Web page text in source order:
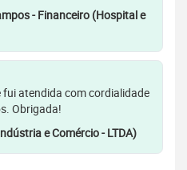
- Financeiro (Hospital e
atendida com cordialidade
Obrigada!
e Comércio - LTDA)